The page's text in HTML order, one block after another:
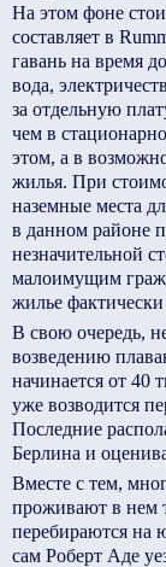
На этом фоне
составляет в
гавань на время
вода,
за отдельную
чем в
этом, а в
жилья. При
наземные места
в данном районе
незначительной
малоимущим
жилье
В свою очередь,
возведению
начинается от 40
уже возводится
Последние
Берлина и
Вместе с тем,
проживают в нем
перебираются на
сам Роберт Аде